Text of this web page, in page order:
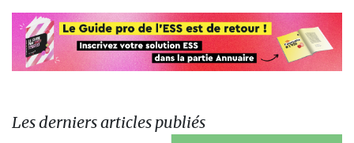
Les derniers articles publiés